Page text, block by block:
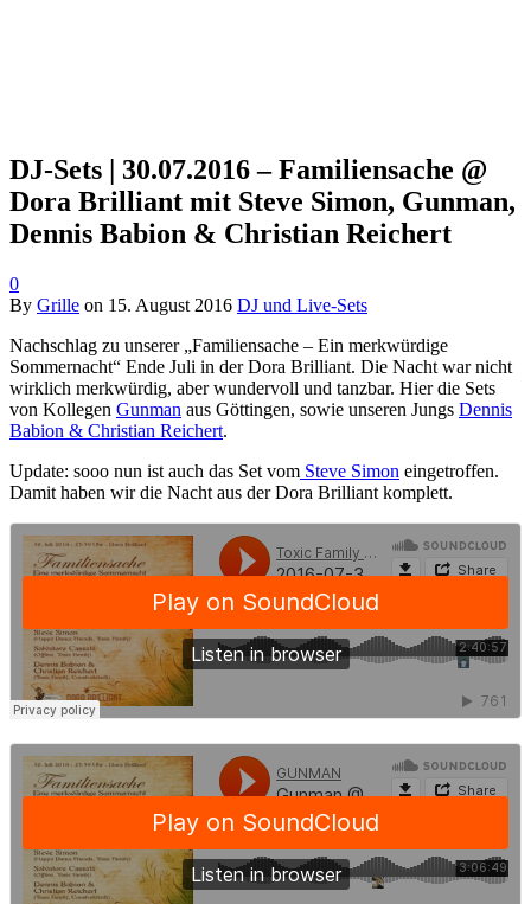
DJ-Sets | 30.07.2016 – Familiensache @
Dora Brilliant mit Steve Simon, Gunman,
Dennis Babion & Christian Reichert
0
By Grille on 15. August 2016 DJ und Live-Sets
Nachschlag zu unserer „Familiensache – Ein merkwürdige
Sommernacht“ Ende Juli in der Dora Brilliant. Die Nacht war nicht
wirklich merkwürdig, aber wundervoll und tanzbar. Hier die Sets
von Kollegen Gunman aus Göttingen, sowie unseren Jungs Dennis
Babion & Christian Reichert.
Update: sooo nun ist auch das Set vom Steve Simon eingetroffen.
Damit haben wir die Nacht aus der Dora Brilliant komplett.